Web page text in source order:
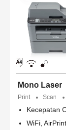
Mono Laser
Print Scan
Kecepatan
WiFi,